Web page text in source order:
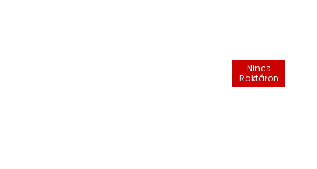
Nincs
Raktáron